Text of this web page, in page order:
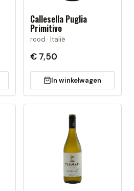
Callesella Puglia
Primitivo
rood · Italië
€ 7,50
In winkelwagen